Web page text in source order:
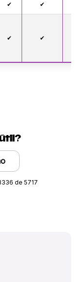
✔ ✔
✔ ✔
de 5717